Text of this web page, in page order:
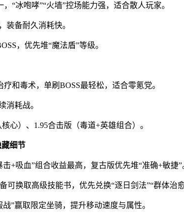
“冰咆哮”“火墙”控场能力强，适合散人玩家。
装备耐久消耗快。
，优先堆“魔法盾”等级。
和毒术，单刷BOSS最轻松，适合零氪党。
消耗战。
心）、1.95合击版（毒道+英雄组合）。
细节
+吸血”组合收益最高，复古版优先堆“准确+敏捷”
可换取高级技能书，优先兑换“逐日剑法”“群体治愈
”赢取限定坐骑，提升移动速度与属性。